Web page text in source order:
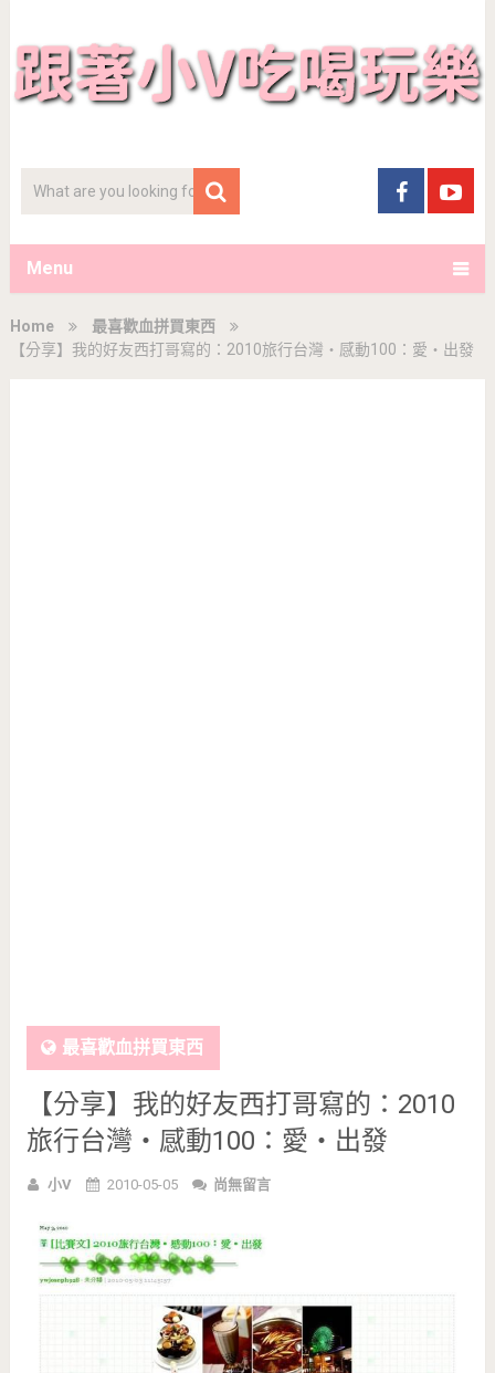
Menu
Home
最喜歡血拼買東西
【分享】我的好友西打哥寫的：2010旅行台灣‧感動100：愛‧出發
最喜歡血拼買東西
【分享】我的好友西打哥寫的：2010
旅行台灣‧感動100：愛‧出發
小V 2010-05-05 尚無留言